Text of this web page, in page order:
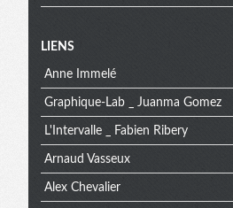
Menu
extra
LIENS
Anne Immelé
Graphique-Lab _ Juanma Gomez
L'Intervalle _ Fabien Ribery
Arnaud Vasseux
Alex Chevalier